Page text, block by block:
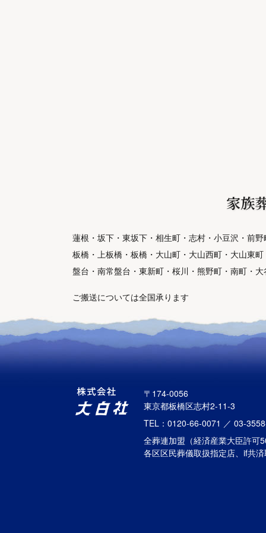
家族
蓮根・坂下・東坂下・相生町・志村・小豆沢・前
板橋・上板橋・板橋・大山町・大山西町・大山東
盤台・南常盤台・東新町・桜川・熊野町・南町・
ご搬送については全国承ります
〒174-0056
東京都板橋区志村2-11-3
TEL：0120-66-0071 ／ 03-
全葬連加盟（経済産業大臣許可
各区区民葬儀取扱指定店、if共